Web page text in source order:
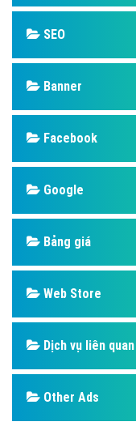
SEO
Banner
Facebook
Google
Bảng giá
Web Store
Dịch vụ liên quan
Other Ads